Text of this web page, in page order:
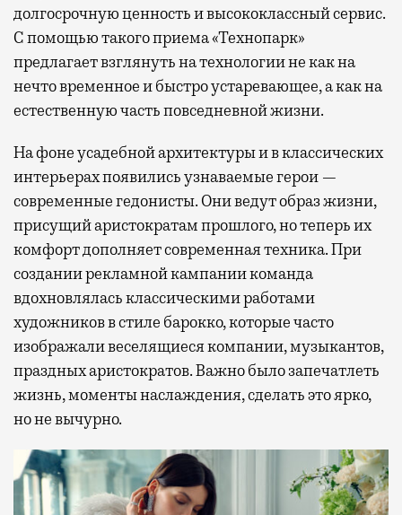
долгосрочную ценность и высококлассный сервис.
С помощью такого приема «Технопарк»
предлагает взглянуть на технологии не как на
нечто временное и быстро устаревающее, а как на
естественную часть повседневной жизни.
На фоне усадебной архитектуры и в классических
интерьерах появились узнаваемые герои —
современные гедонисты. Они ведут образ жизни,
присущий аристократам прошлого, но теперь их
комфорт дополняет современная техника. При
создании рекламной кампании команда
вдохновлялась классическими работами
художников в стиле барокко, которые часто
изображали веселящиеся компании, музыкантов,
праздных аристократов. Важно было запечатлеть
жизнь, моменты наслаждения, сделать это ярко,
но не вычурно.